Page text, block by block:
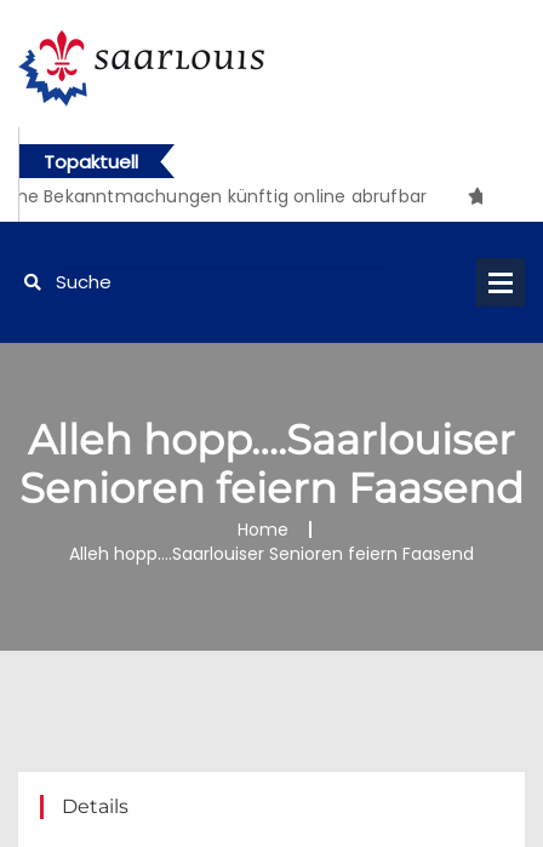
Topaktuell
Bekanntmachungen künftig online abrufbar
Alleh hopp….Saarlouiser
Senioren feiern Faasend
Home
Alleh hopp….Saarlouiser Senioren feiern Faasend
Details